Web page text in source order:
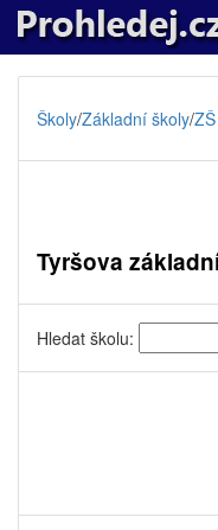
Školy/Základní školy/
Tyršova
Hledat školu: